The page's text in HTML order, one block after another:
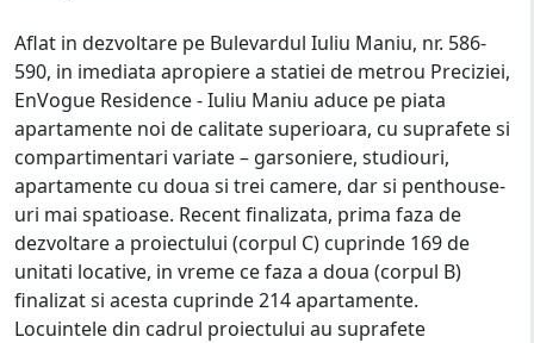
Aflat in dezvoltare pe Bulevardul Iuliu Maniu, nr. 586-
590, in imediata apropiere a statiei de metrou Preciziei,
EnVogue Residence - Iuliu Maniu aduce pe piata
apartamente noi de calitate superioara, cu suprafete si
compartimentari variate – garsoniere, studiouri,
apartamente cu doua si trei camere, dar si penthouse-
uri mai spatioase. Recent finalizata, prima faza de
dezvoltare a proiectului (corpul C) cuprinde 169 de
unitati locative, in vreme ce faza a doua (corpul B)
finalizat si acesta cuprinde 214 apartamente.
Locuintele din cadrul proiectului au suprafete